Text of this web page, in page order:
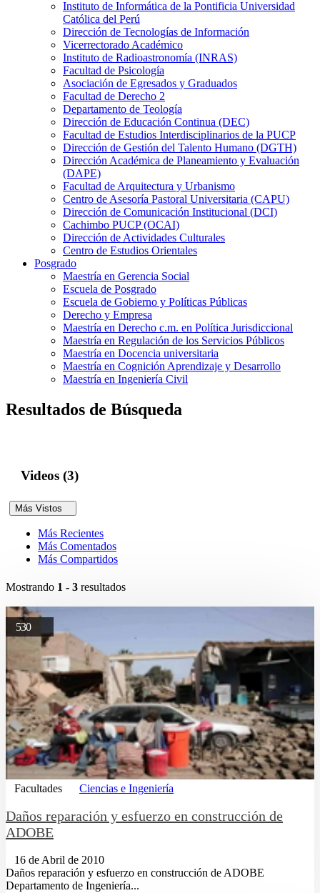
Instituto de Informática de la Pontificia Universidad
Católica del Perú
Dirección de Tecnologías de Información
Vicerrectorado Académico
Instituto de Radioastronomía (INRAS)
Facultad de Psicología
Asociación de Egresados y Graduados
Facultad de Derecho 2
Departamento de Teología
Dirección de Educación Continua (DEC)
Facultad de Estudios Interdisciplinarios de la PUCP
Dirección de Gestión del Talento Humano (DGTH)
Dirección Académica de Planeamiento y Evaluación
(DAPE)
Facultad de Arquitectura y Urbanismo
Centro de Asesoría Pastoral Universitaria (CAPU)
Dirección de Comunicación Institucional (DCI)
Cachimbo PUCP (OCAI)
Dirección de Actividades Culturales
Centro de Estudios Orientales
Posgrado
Maestría en Gerencia Social
Escuela de Posgrado
Escuela de Gobierno y Políticas Públicas
Derecho y Empresa
Maestría en Derecho c.m. en Política Jurisdiccional
Maestría en Regulación de los Servicios Públicos
Maestría en Docencia universitaria
Maestría en Cognición Aprendizaje y Desarrollo
Maestría en Ingeniería Civil
Resultados de Búsqueda
Videos (3)
Más Vistos
Más Recientes
Más Comentados
Más Compartidos
Mostrando 1 - 3 resultados
530
Facultades Ciencias e Ingeniería
Daños reparación y esfuerzo en construcción de
ADOBE
16 de Abril de 2010
Daños reparación y esfuerzo en construcción de ADOBE
Departamento de Ingeniería...